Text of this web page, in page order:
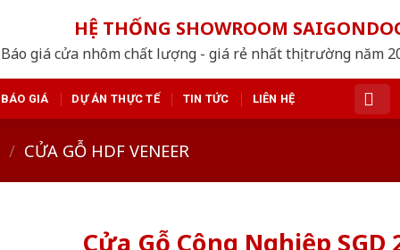
HỆ THỐNG SHOWROOM
Báo giá cửa nhôm chất lượng - giá rẻ nhất thị trường năm
BÁO GIÁ DỰ ÁN THỰC TẾ TIN TỨC LIÊN HỆ
/ CỬA GỖ HDF VENEER
Cửa Gỗ Công Nghiệp SGD